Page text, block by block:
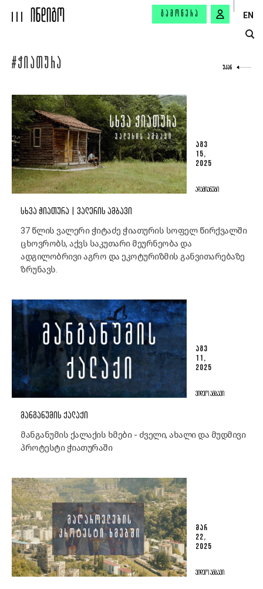
ᲒᲐᲛᲝᲬᲔᲠᲐ EN
#ᲭᲘᲐᲗᲣᲠᲐ ᲣᲙᲐᲜ
ᲐᲒᲕ
15,
2025
ᲐᲓᲐᲛᲘᲐᲜᲔᲑᲘ
ᲡᲮᲕᲐ ᲭᲘᲐᲗᲣᲠᲐ | ᲕᲐᲚᲔᲠᲘᲡ ᲐᲛᲑᲐᲕᲘ
37 წლის ვალერი ჭიტაძე ჭიათურის სოფელ წირქვალში
ცხოვრობს, აქვს საკუთარი მეურნეობა და
ადგილობრივი აგრო და ეკოტურიზმის განვითარებაზე
ზრუნავს.
ᲐᲒᲕ
11,
2025
ᲕᲘᲓᲔᲝ ᲐᲛᲑᲐᲕᲘ
ᲛᲐᲜᲒᲐᲜᲣᲛᲘᲡ ᲥᲐᲚᲐᲥᲘ
მანგანუმის ქალაქის ხმები - ძველი, ახალი და მუდმივი
პროტესტი ჭიათურაში
ᲛᲐᲠ
22,
2025
ᲕᲘᲓᲔᲝ ᲐᲛᲑᲐᲕᲘ